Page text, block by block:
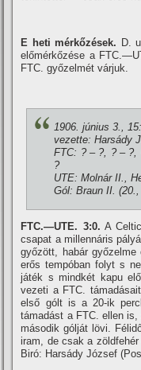
E heti mérkőzések. D.
előmérkőzése a
FTC. győzelmét várjuk.
1906. június 3.,
vezette: Harsády
FTC: ? – ?, ? – ?,
?
UTE: Molnár II.,
Gól: Braun II.
FTC.—UTE. 3:0. A
csapat a millennáris
győzött, habár győzelme
erős tempóban folyt s
játék s mindkét kapu
vezeti a FTC.
első gólt is a 20-ik
támadást a FTC. ellen
második gólját lövi.
iram, de csak a
Biró: Harsády József